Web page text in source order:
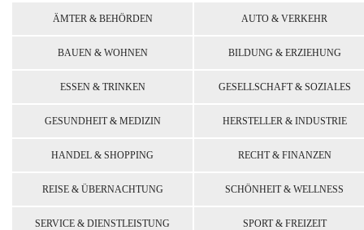
ÄMTER & BEHÖRDEN AUTO & VERKEHR
BAUEN & WOHNEN BILDUNG & ERZIEHUNG
ESSEN & TRINKEN GESELLSCHAFT & SOZIALES
GESUNDHEIT & MEDIZIN HERSTELLER & INDUSTRIE
HANDEL & SHOPPING RECHT & FINANZEN
REISE & ÜBERNACHTUNG SCHÖNHEIT & WELLNESS
SERVICE & DIENSTLEISTUNG SPORT & FREIZEIT